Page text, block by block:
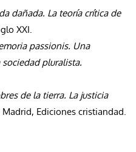
dañada. La teoría crítica de
XXI.
passionis. Una
pluralista.
de la tierra. La justicia
Madrid, Ediciones cristiandad.